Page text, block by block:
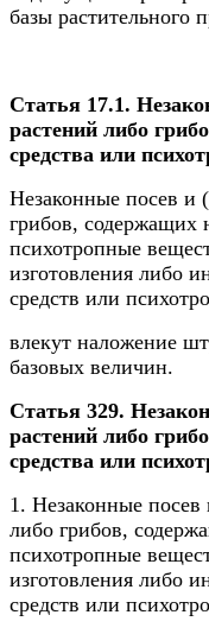
базы растительного
Статья 17.1.
растений либо
средства или
Незаконные посев и
грибов, содержащих
психотропные
изготовления либо
средств или
влекут наложение
базовых величин.
Статья 329.
растений либо
средства или
1. Незаконные
либо грибов,
психотропные
изготовления либо
средств или